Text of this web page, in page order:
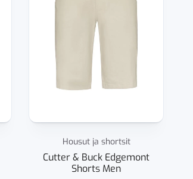
Housut ja shortsit
Cutter & Buck Edgemont
Shorts Men